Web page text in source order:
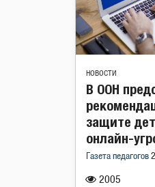
НОВОСТИ
2005
В ООН
защите
онлайн-
Газета педагогов